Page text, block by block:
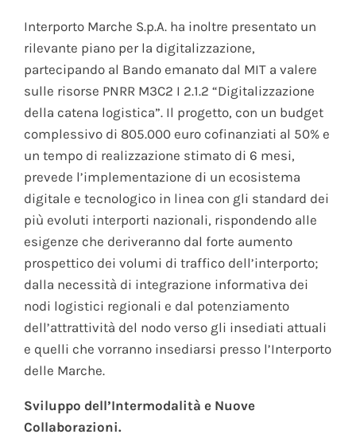
Interporto Marche S.p.A. ha inoltre presentato un
rilevante piano per la digitalizzazione,
partecipando al Bando emanato dal MIT a valere
sulle risorse PNRR M3C2 I 2.1.2 “Digitalizzazione
della catena logistica”. Il progetto, con un budget
complessivo di 805.000 euro cofinanziati al 50% e
un tempo di realizzazione stimato di 6 mesi,
prevede l’implementazione di un ecosistema
digitale e tecnologico in linea con gli standard dei
più evoluti interporti nazionali, rispondendo alle
esigenze che deriveranno dal forte aumento
prospettico dei volumi di traffico dell’interporto;
dalla necessità di integrazione informativa dei
nodi logistici regionali e dal potenziamento
dell’attrattività del nodo verso gli insediati attuali
e quelli che vorranno insediarsi presso l’Interporto
delle Marche.
Sviluppo dell’Intermodalità e Nuove
Collaborazioni.